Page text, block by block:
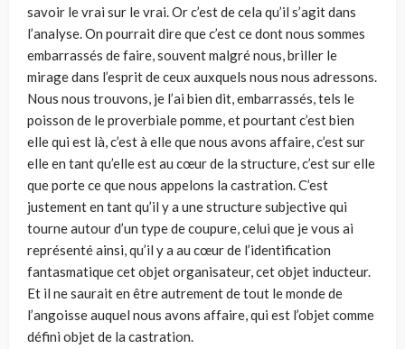
savoir le vrai sur le vrai. Or c’est de cela qu’il s’agit dans
l’analyse. On pourrait dire que c’est ce dont nous sommes
embarrassés de faire, souvent malgré nous, briller le
mirage dans l’esprit de ceux auxquels nous nous adressons.
Nous nous trouvons, je l’ai bien dit, embarrassés, tels le
poisson de le proverbiale pomme, et pourtant c’est bien
elle qui est là, c’est à elle que nous avons affaire, c’est sur
elle en tant qu’elle est au cœur de la structure, c’est sur elle
que porte ce que nous appelons la castration. C’est
justement en tant qu’il y a une structure subjective qui
tourne autour d’un type de coupure, celui que je vous ai
représenté ainsi, qu’il y a au cœur de l’identification
fantasmatique cet objet organisateur, cet objet inducteur.
Et il ne saurait en être autrement de tout le monde de
l’angoisse auquel nous avons affaire, qui est l’objet comme
défini objet de la castration.